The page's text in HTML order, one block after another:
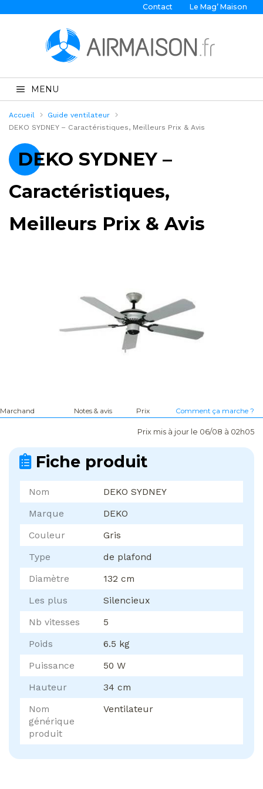
Contact Le Mag’ Maison
MENU
Accueil
Guide ventilateur
DEKO SYDNEY – Caractéristiques, Meilleurs Prix & Avis
DEKO SYDNEY –
Caractéristiques,
Meilleurs Prix & Avis
Marchand Notes & avis Prix Comment ça marche ?
Prix mis à jour le 06/08 à 02h05
Fiche produit
Nom
DEKO SYDNEY
Marque
DEKO
Couleur
Gris
Type
de plafond
Diamètre
132 cm
Les plus
Silencieux
Nb vitesses
5
Poids
6.5 kg
Puissance
50 W
Hauteur
34 cm
Nom
générique
produit
Ventilateur